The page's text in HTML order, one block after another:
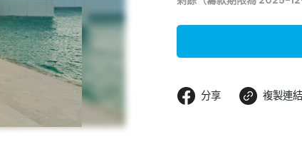
分享 複製連結